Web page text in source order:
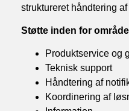
struktureret håndtering
Støtte inden for
Produktservice og
Teknisk support
Håndtering af
Koordinering af